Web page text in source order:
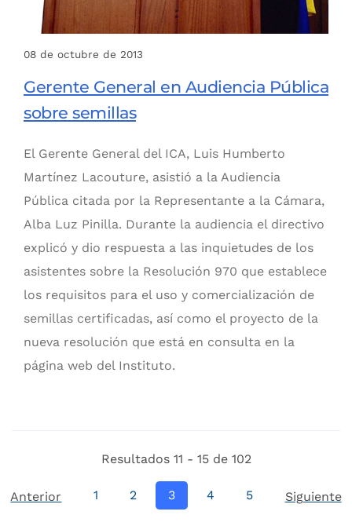
08 de octubre de 2013
Gerente General en Audiencia Pública
sobre semillas
El Gerente General del ICA, Luis Humberto
Martínez Lacouture, asistió a la Audiencia
Pública citada por la Representante a la Cámara,
Alba Luz Pinilla. Durante la audiencia el directivo
explicó y dio respuesta a las inquietudes de los
asistentes sobre la Resolución 970 que establece
los requisitos para el uso y comercialización de
semillas certificadas, así como el proyecto de la
nueva resolución que está en consulta en la
página web del Instituto.
Resultados 11 - 15 de 102
Anterior 1 2 3 4 5 Siguiente